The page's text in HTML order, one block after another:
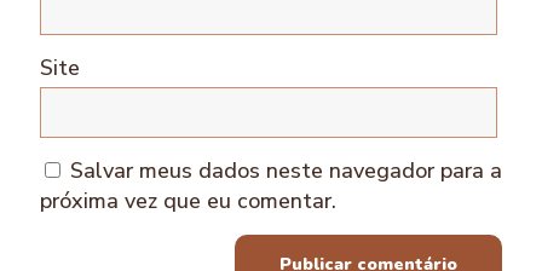
Site
Salvar meus dados neste navegador para a
próxima vez que eu comentar.